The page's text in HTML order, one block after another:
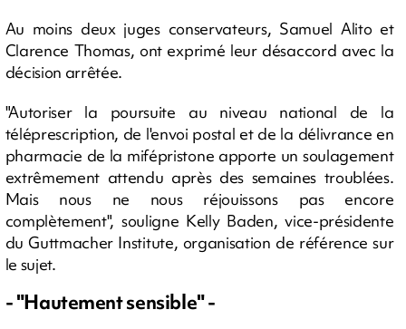
Au moins deux juges conservateurs, Samuel Alito et
Clarence Thomas, ont exprimé leur désaccord avec la
décision arrêtée.
"Autoriser la poursuite au niveau national de la
téléprescription, de l'envoi postal et de la délivrance en
pharmacie de la mifépristone apporte un soulagement
extrêmement attendu après des semaines troublées.
Mais nous ne nous réjouissons pas encore
complètement", souligne Kelly Baden, vice-présidente
du Guttmacher Institute, organisation de référence sur
le sujet.
- "Hautement sensible" -